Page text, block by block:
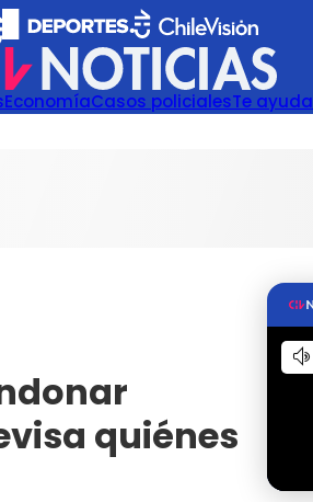
EconomíaCasos policialesTe ayuda
quiénes